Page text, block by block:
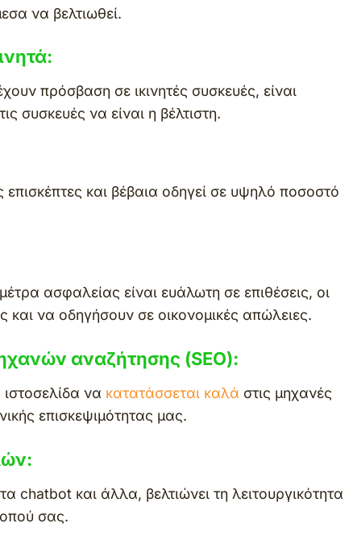
να βελτιωθεί.
πρόσβαση σε ικινητές συσκευές, είναι
συσκευές να είναι η βέλτιστη.
και βέβαια οδηγεί σε υψηλό ποσοστό
ασφαλείας είναι ευάλωτη σε επιθέσεις, οι
να οδηγήσουν σε οικονομικές απώλειες.
αναζήτησης (SEO):
να κατατάσσεται καλά στις μηχανές
επισκεψιμότητας μας.
και άλλα, βελτιώνει τη λειτουργικότητα
σας.